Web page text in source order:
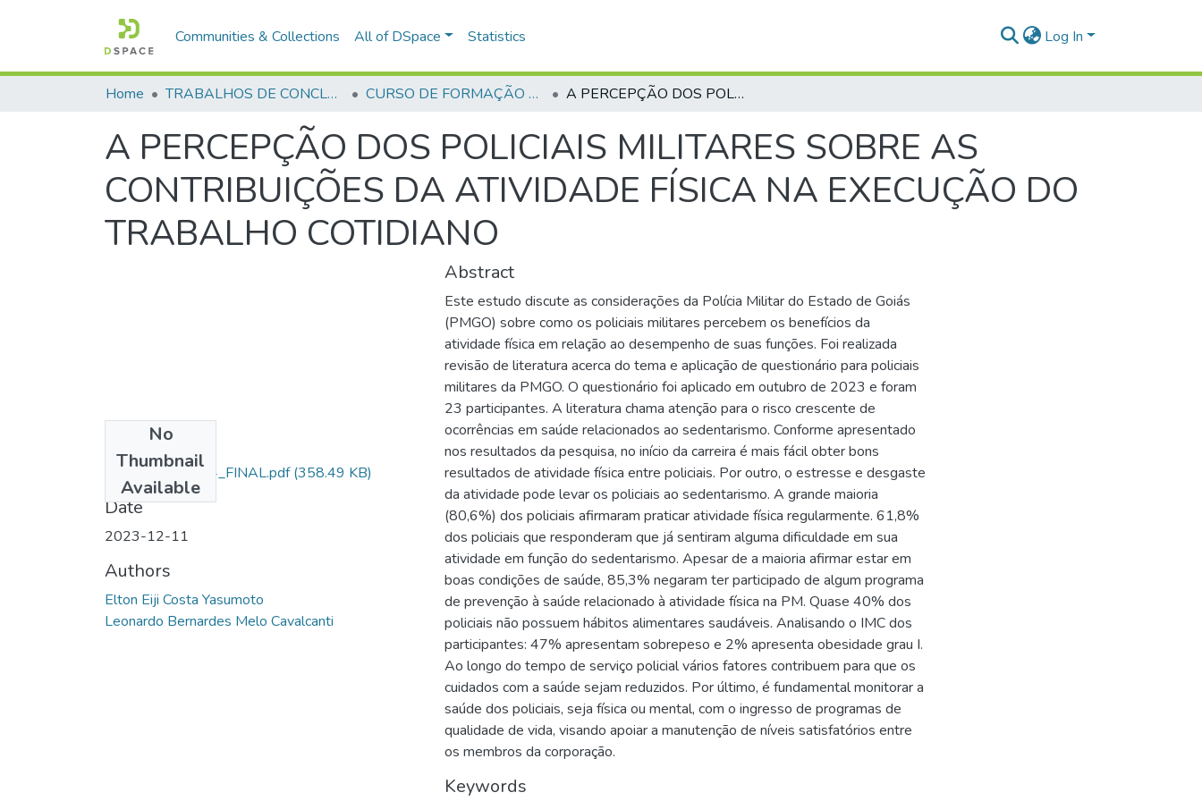
Communities & Collections All of DSpace Statistics Log In
Home TRABALHOS DE CONCLUSÃO DE CURSO - CFP (CURSO DE FORMAÇÃO DE PRAÇAS) CURSO DE FORMAÇÃO DE PRAÇAS - CFP - 2023 A PERCEPÇÃO DOS POLICIAIS MILITARES SOBRE AS CONTRIBUIÇÕES DA ATIVIDADE FÍSICA NA EXECUÇÃO DO TRABALHO COTIDIANO
A PERCEPÇÃO DOS POLICIAIS MILITARES SOBRE AS
CONTRIBUIÇÕES DA ATIVIDADE FÍSICA NA EXECUÇÃO DO
TRABALHO COTIDIANO
No
Thumbnail
Available
ELTON_TCC.2024_FINAL.pdf(358.49 KB)
Date
2023-12-11
Authors
Elton Eiji Costa Yasumoto
Leonardo Bernardes Melo Cavalcanti
Abstract
Este estudo discute as considerações da Polícia Militar do Estado de Goiás
(PMGO) sobre como os policiais militares percebem os benefícios da
atividade física em relação ao desempenho de suas funções. Foi realizada
revisão de literatura acerca do tema e aplicação de questionário para policiais
militares da PMGO. O questionário foi aplicado em outubro de 2023 e foram
23 participantes. A literatura chama atenção para o risco crescente de
ocorrências em saúde relacionados ao sedentarismo. Conforme apresentado
nos resultados da pesquisa, no início da carreira é mais fácil obter bons
resultados de atividade física entre policiais. Por outro, o estresse e desgaste
da atividade pode levar os policiais ao sedentarismo. A grande maioria
(80,6%) dos policiais afirmaram praticar atividade física regularmente. 61,8%
dos policiais que responderam que já sentiram alguma dificuldade em sua
atividade em função do sedentarismo. Apesar de a maioria afirmar estar em
boas condições de saúde, 85,3% negaram ter participado de algum programa
de prevenção à saúde relacionado à atividade física na PM. Quase 40% dos
policiais não possuem hábitos alimentares saudáveis. Analisando o IMC dos
participantes: 47% apresentam sobrepeso e 2% apresenta obesidade grau I.
Ao longo do tempo de serviço policial vários fatores contribuem para que os
cuidados com a saúde sejam reduzidos. Por último, é fundamental monitorar a
saúde dos policiais, seja física ou mental, com o ingresso de programas de
qualidade de vida, visando apoiar a manutenção de níveis satisfatórios entre
os membros da corporação.
Keywords